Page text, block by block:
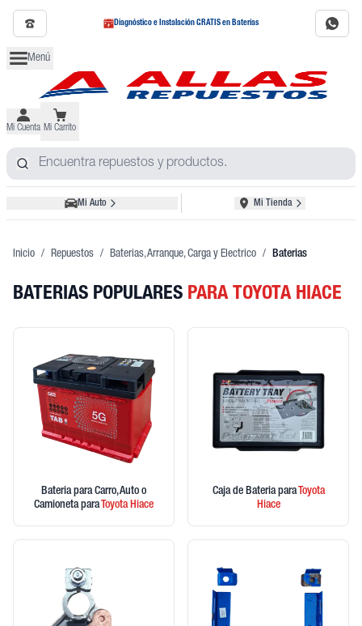
Diagnóstico e Instalación GRATIS en Baterías
Menú
Mi Cuenta Mi Carrito
Mi Auto Mi Tienda
Inicio / Repuestos / Baterias, Arranque, Carga y Electrico / Baterias
BATERIAS POPULARES PARA TOYOTA HIACE
Bateria para Carro, Auto o
Camioneta para ToyotaHiace
Caja de Bateria para Toyota
Hiace